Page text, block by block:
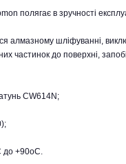
полягає в зручності
алмазному шліфуванні,
частинок до поверхні,
CW614N;
до +90оС.